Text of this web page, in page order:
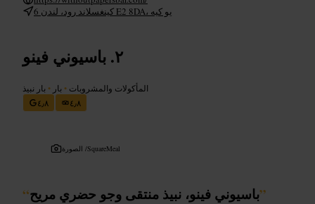
6 كينغسلاند رود، لندن E2 8DA، يو كيه
باسيوني فينو
المأكولات والمشروبات • بار • بار نبيذ
٤٫٨
٤٫٨
الصورة /SquareMeal
“باسيوني فينو، نبيذ منتقى وجو حضري مريح”